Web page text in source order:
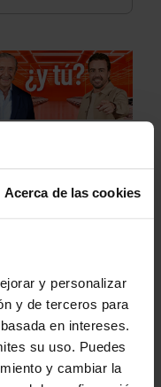
Acerca de las cookies
y personalizar
y de terceros para
en intereses.
su uso. Puedes
y cambiar la